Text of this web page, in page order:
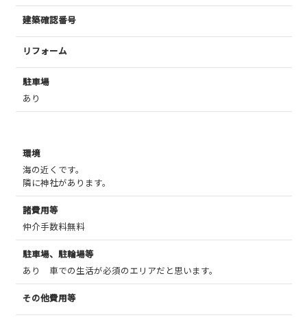
建築確認番号
リフォーム
駐車場
あり
環境
海の近くです。
隣に神社があります。
諸費用等
仲介手数料無料
駐車場、駐輪場等
あり 車での生活が必須のエリアだと思います。
その他費用等